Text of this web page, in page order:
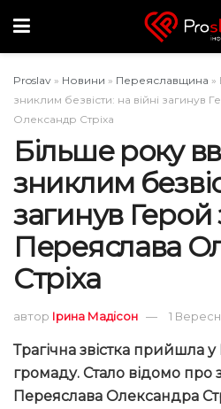
Proslav » Новини » Переяславщина »
зниклим безвісти: на війні загинув
Олександр Стріха
Більше року
зниклим
загинув Герой
Переяслава
Стріха
автор Ірина Мадісон 1
Трагічна звістка прийшла
громаду. Стало відомо про
Переяслава Олександра